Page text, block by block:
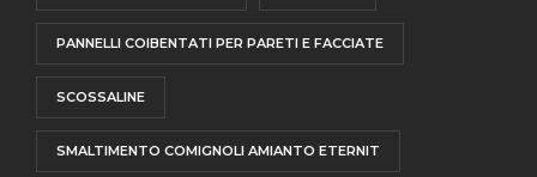
PANNELLI COIBENTATI PER PARETI E FACCIATE
SCOSSALINE
SMALTIMENTO COMIGNOLI AMIANTO ETERNIT